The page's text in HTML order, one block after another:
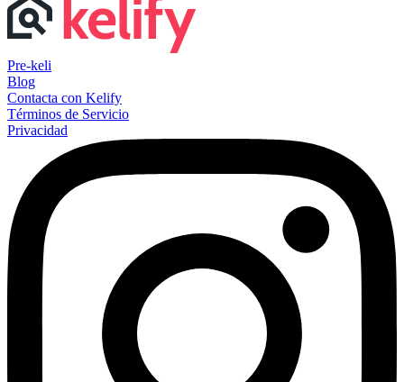
Pre-keli
Blog
Contacta con Kelify
Términos de Servicio
Privacidad